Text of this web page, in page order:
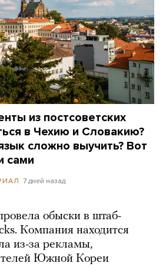
из постсоветских
в Чехию и Словакию?
сложно выучить? Вот
сами
7 дней назад
обыски в штаб-
Компания находится
из-за рекламы,
Южной Кореи